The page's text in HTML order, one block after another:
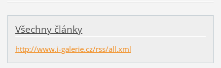
Všechny články
http://www.i-galerie.cz/rss/all.xml